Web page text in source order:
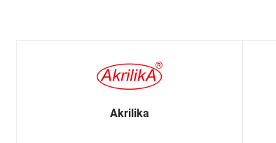
Akrilika